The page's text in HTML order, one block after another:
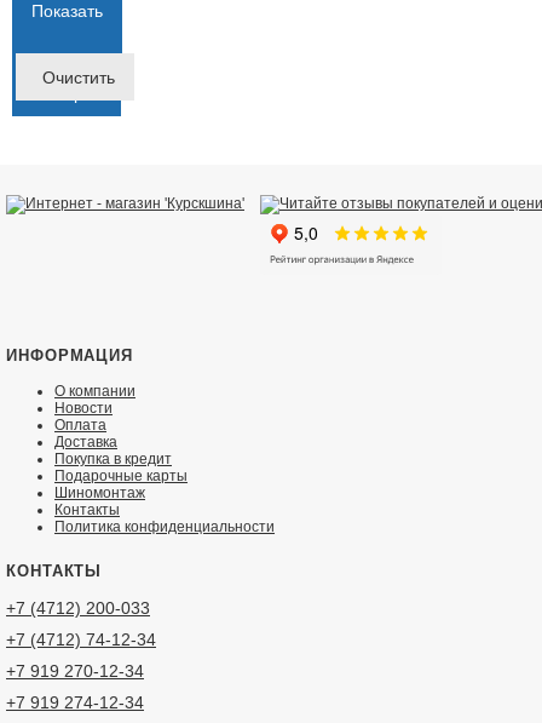
Показать
Очистить
Фильтр
ИНФОРМАЦИЯ
О компании
Новости
Оплата
Доставка
Покупка в кредит
Подарочные карты
Шиномонтаж
Контакты
Политика конфиденциальности
КОНТАКТЫ
+7 (4712) 200-033
+7 (4712) 74-12-34
+7 919 270-12-34
+7 919 274-12-34